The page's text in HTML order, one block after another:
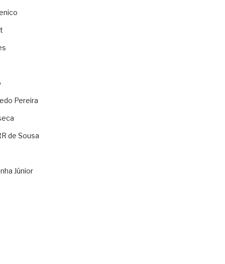
Pereira
de Sousa
Júnior